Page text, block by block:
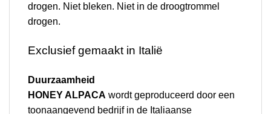
drogen. Niet bleken. Niet in de droogtrommel
drogen.
Exclusief gemaakt in Italië
Duurzaamheid
HONEY ALPACA wordt geproduceerd door een
toonaangevend bedrijf in de Italiaanse